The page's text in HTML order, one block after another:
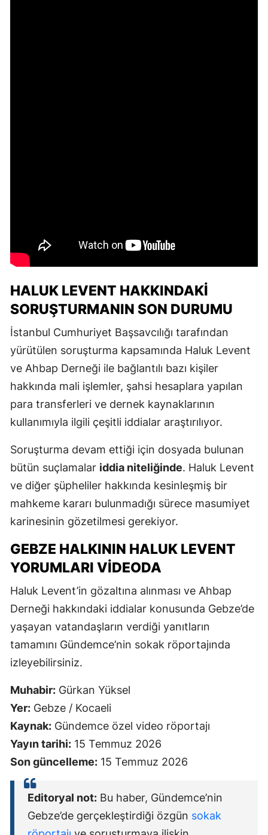
HALUK LEVENT HAKKINDAKI
SORUŞTURMANIN SON DURUMU
İstanbul Cumhuriyet Başsavcılığı tarafından
yürütülen soruşturma kapsamında Haluk Levent
ve Ahbap Derneği ile bağlantılı bazı kişiler
hakkında mali işlemler, şahsi hesaplara yapılan
para transferleri ve dernek kaynaklarının
kullanımıyla ilgili çeşitli iddialar araştırılıyor.
Soruşturma devam ettiği için dosyada bulunan
bütün suçlamalar iddia niteliğinde. Haluk Levent
ve diğer şüpheliler hakkında kesinleşmiş bir
mahkeme kararı bulunmadığı sürece masumiyet
karinesinin gözetilmesi gerekiyor.
GEBZE HALKININ HALUK LEVENT
YORUMLARI VIDEODA
Haluk Levent’in gözaltına alınması ve Ahbap
Derneği hakkındaki iddialar konusunda Gebze’de
yaşayan vatandaşların verdiği yanıtların
tamamını Gündemce’nin sokak röportajında
izleyebilirsiniz.
Muhabir: Gürkan Yüksel
Yer: Gebze / Kocaeli
Kaynak: Gündemce özel video röportajı
Yayın tarihi: 15 Temmuz 2026
Son güncelleme: 15 Temmuz 2026
Editoryal not: Bu haber, Gündemce’nin
Gebze’de gerçekleştirdiği özgün sokak